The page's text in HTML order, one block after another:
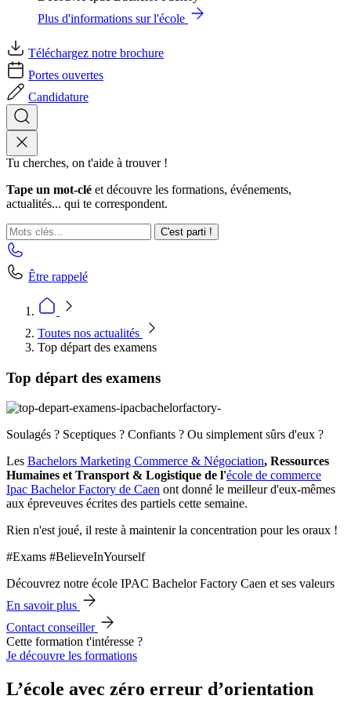
Plus d'informations sur l'école
Téléchargez notre brochure
Portes ouvertes
Candidature
Tu cherches, on t'aide à trouver !
Tape un mot-clé et découvre les formations, événements,
actualités... qui te correspondent.
C'est parti !
Être rappelé
Toutes nos actualités
Top départ des examens
Top départ des examens
Soulagés ? Sceptiques ? Confiants ? Ou simplement sûrs d'eux ?
Les Bachelors Marketing Commerce & Négociation, Ressources
Humaines et Transport & Logistique de l'école de commerce
Ipac Bachelor Factory de Caen ont donné le meilleur d'eux-mêmes
aux épreveuves écrites des partiels cette semaine.
Rien n'est joué, il reste à maintenir la concentration pour les oraux !
#Exams #BelieveInYourself
Découvrez notre école IPAC Bachelor Factory Caen et ses valeurs
En savoir plus
Contact conseiller
Cette formation t'intéresse ?
Je découvre les formations
L’école avec zéro erreur d’orientation